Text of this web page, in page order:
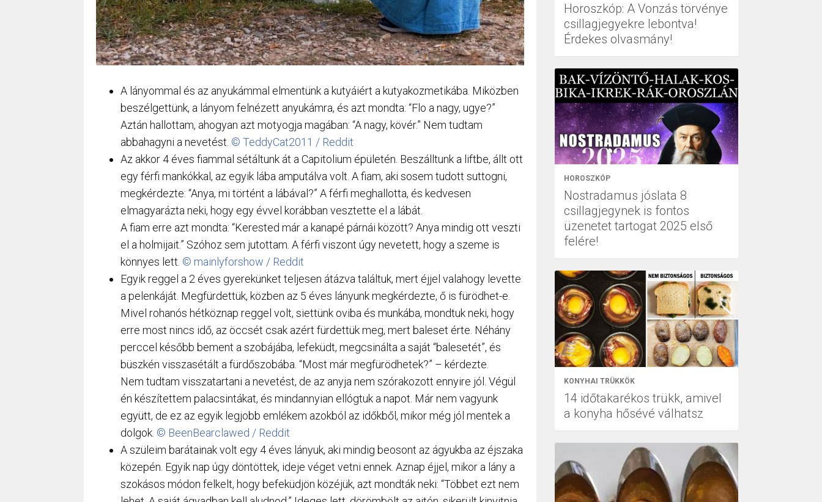
A lányommal és az anyukámmal elmentünk a kutyáiért a kutyakozmetikába. Miközben
beszélgettünk, a lányom felnézett anyukámra, és azt mondta: “Flo a nagy, ugye?”
Aztán hallottam, ahogyan azt motyogja magában: “A nagy, kövér.” Nem tudtam
abbahagyni a nevetést. © TeddyCat2011 / Reddit
Az akkor 4 éves fiammal sétáltunk át a Capitolium épületén. Beszálltunk a liftbe, állt ott
egy férfi mankókkal, az egyik lába amputálva volt. A fiam, aki sosem tudott suttogni,
megkérdezte: “Anya, mi történt a lábával?” A férfi meghallotta, és kedvesen
elmagyarázta neki, hogy egy évvel korábban vesztette el a lábát.
A fiam erre azt mondta: “Kerested már a kanapé párnái között? Anya mindig ott veszti
el a holmijait.” Szóhoz sem jutottam. A férfi viszont úgy nevetett, hogy a szeme is
könnyes lett. © mainlyforshow / Reddit
Egyik reggel a 2 éves gyerekünket teljesen átázva találtuk, mert éjjel valahogy levette
a pelenkáját. Megfürdettük, közben az 5 éves lányunk megkérdezte, ő is fürödhet-e.
Mivel rohanós hétköznap reggel volt, siettünk oviba és munkába, mondtuk neki, hogy
erre most nincs idő, az öccsét csak azért fürdettük meg, mert baleset érte. Néhány
perccel később bement a szobájába, lefeküdt, megcsinálta a saját “balesetét”, és
büszkén visszasétált a fürdőszobába. “Most már megfürödhetek?” – kérdezte.
Nem tudtam visszatartani a nevetést, de az anyja nem szórakozott ennyire jól. Végül
én készítettem palacsintákat, és mindannyian ellógtuk a napot. Már nem vagyunk
együtt, de ez az egyik legjobb emlékem azokból az időkből, mikor még jól mentek a
dolgok. © BeenBearclawed / Reddit
A szüleim barátainak volt egy 4 éves lányuk, aki mindig beosont az ágyukba az éjszaka
közepén. Egyik nap úgy döntöttek, ideje véget vetni ennek. Aznap éjjel, mikor a lány a
szokásos módon felkelt, hogy befeküdjön közéjük, azt mondták neki: “Többet ezt nem
Horoszkóp: A Vonzás törvénye
csillagjegyekre lebontva!
Érdekes olvasmány!
HOROSZKÓP
Nostradamus jóslata 8
csillagjegynek is fontos
üzenetet tartogat 2025 első
felére!
KONYHAI TRÜKKÖK
14 időtakarékos trükk, amivel
a konyha hősévé válhatsz